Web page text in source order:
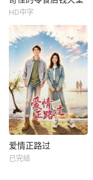
HD中字
爱情正路过
已完结